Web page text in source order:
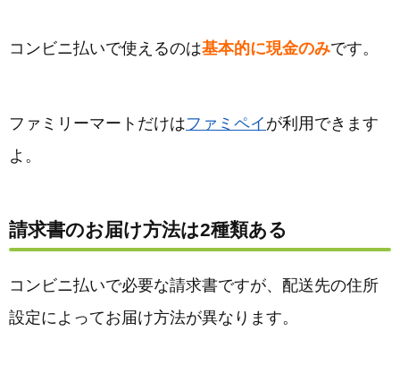
コンビニ払いで使えるのは基本的に現金のみです。
ファミリーマートだけはファミペイ が利用できます
よ。
請求書のお届け方法は2種類ある
コンビニ払いで必要な請求書ですが、配送先の住所
設定によってお届け方法が異なります。